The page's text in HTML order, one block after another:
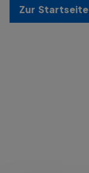
Zur Startseite